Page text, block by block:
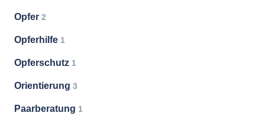
Opfer 2
Opferhilfe 1
Opferschutz 1
Orientierung 3
Paarberatung 1